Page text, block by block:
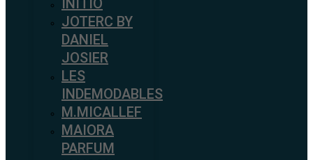
INITIO
JOTERC BY
DANIEL
JOSIER
LES
INDEMODABLES
M.MICALLEF
MAIORA
PARFUM